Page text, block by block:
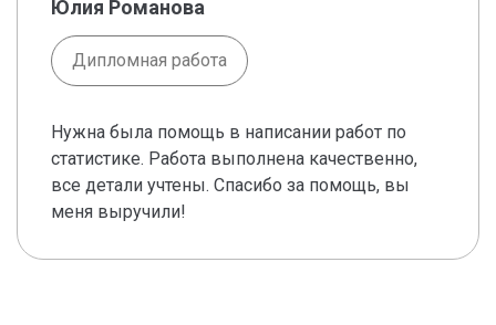
Юлия Романова
Дипломная работа
Нужна была помощь в написании работ по
статистике. Работа выполнена качественно,
все детали учтены. Спасибо за помощь, вы
меня выручили!